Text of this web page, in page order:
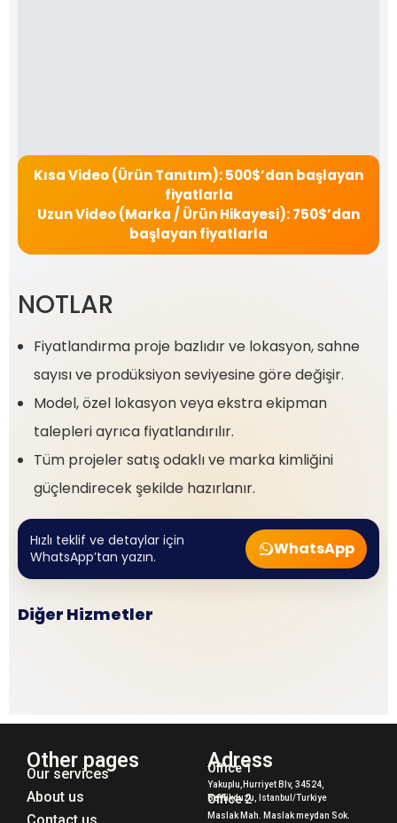
Kısa Video (Ürün Tanıtım): 500$’dan başlayan
fiyatlarla
Uzun Video (Marka / Ürün Hikayesi): 750$’dan
başlayan fiyatlarla
NOTLAR
Fiyatlandırma proje bazlıdır ve lokasyon, sahne
sayısı ve prodüksiyon seviyesine göre değişir.
Model, özel lokasyon veya ekstra ekipman
talepleri ayrıca fiyatlandırılır.
Tüm projeler satış odaklı ve marka kimliğini
güçlendirecek şekilde hazırlanır.
Hızlı teklif ve detaylar için
WhatsApp’tan yazın.
WhatsApp
Diğer Hizmetler
Sosyal medya içerikleri
Fotoğraf & Video Prodüksiyon
Tüm Hizmetler
Other pages
Our services
About us
Adress
Office 1
Yakuplu,Hurriyet Blv, 34524,
Beylikduzu, Istanbul/Turkiye
Office 2
Maslak Mah. Maslak meydan Sok.